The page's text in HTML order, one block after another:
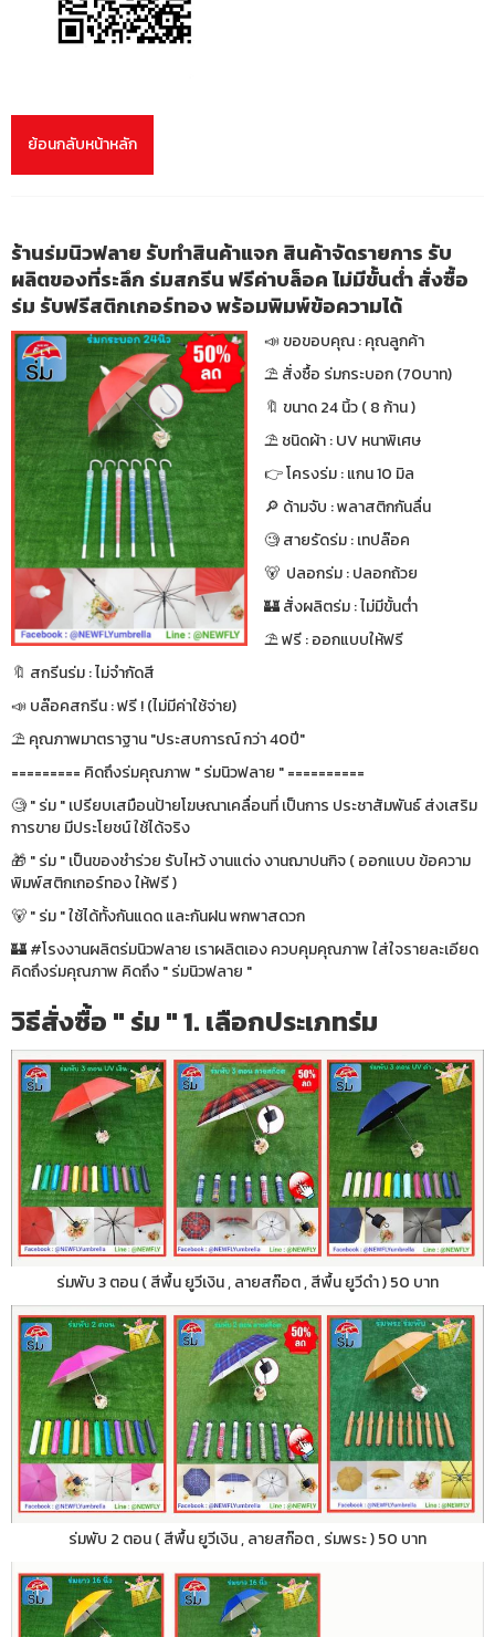
ย้อนกลับหน้าหลัก
ร้านร่มนิวฟลาย รับทำสินค้าแจก สินค้าจัดรายการ รับ
ผลิตของที่ระลึก ร่มสกรีน ฟรีค่าบล็อค ไม่มีขั้นต่ำ สั่งซื้อ
ร่ม รับฟรีสติกเกอร์ทอง พร้อมพิมพ์ข้อความได้
📣 ขอขอบคุณ : คุณลูกค้า
⛱ สั่งซื้อ ร่มกระบอก (70บาท)
🔖 ขนาด 24 นิ้ว ( 8 ก้าน )
⛱ ชนิดผ้า : UV หนาพิเศษ
👉 โครงร่ม : แกน 10 มิล
🔎 ด้ามจับ : พลาสติกกันลื่น
🧐 สายรัดร่ม : เทปล๊อค
🐻 ปลอกร่ม : ปลอกถ้วย
🏰 สั่งผลิตร่ม : ไม่มีขั้นต่ำ
⛱ ฟรี : ออกแบบให้ฟรี
🔖 สกรีนร่ม : ไม่จำกัดสี
📣 บล๊อคสกรีน : ฟรี ! (ไม่มีค่าใช้จ่าย)
⛱ คุณภาพมาตราฐาน "ประสบการณ์ กว่า 40ปี"
========= คิดถึงร่มคุณภาพ " ร่มนิวฟลาย " ==========
🧐 " ร่ม " เปรียบเสมือนป้ายโฆษณาเคลื่อนที่ เป็นการ ประชาสัมพันธ์ ส่งเสริม
การขาย มีประโยชน์ ใช้ได้จริง
🎁 " ร่ม " เป็นของชำร่วย รับไหว้ งานแต่ง งานฌาปนกิจ ( ออกแบบ ข้อความ
พิมพ์สติกเกอร์ทอง ให้ฟรี )
🐻 " ร่ม " ใช้ได้ทั้งกันแดด และกันฝน พกพาสดวก
🏰 #โรงงานผลิตร่มนิวฟลาย เราผลิตเอง ควบคุมคุณภาพ ใส่ใจรายละเอียด
คิดถึงร่มคุณภาพ คิดถึง " ร่มนิวฟลาย "
วิธีสั่งซื้อ " ร่ม " 1. เลือกประเภทร่ม
ร่มพับ 3 ตอน ( สีพื้น ยูวีเงิน , ลายสก๊อต , สีพื้น ยูวีดำ ) 50 บาท
ร่มพับ 2 ตอน ( สีพื้น ยูวีเงิน , ลายสก๊อต , ร่มพระ ) 50 บาท